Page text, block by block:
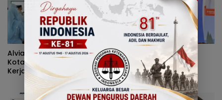
Alvian Mato Sindir Wali
Kota: Terlalu Banyak Kritik,
Kerja Nyata Lebih Dinanti
Masyarakat
Cegah Gangguan
Pernapasan Selama
Kemarau, Dinkes
Kabupaten Gorontalo
Gencarkan Pembagian
Masker